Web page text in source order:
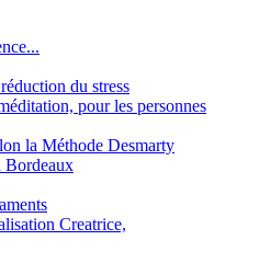
du stress
pour les personnes
la Méthode Desmarty
Bordeaux
Creatrice,